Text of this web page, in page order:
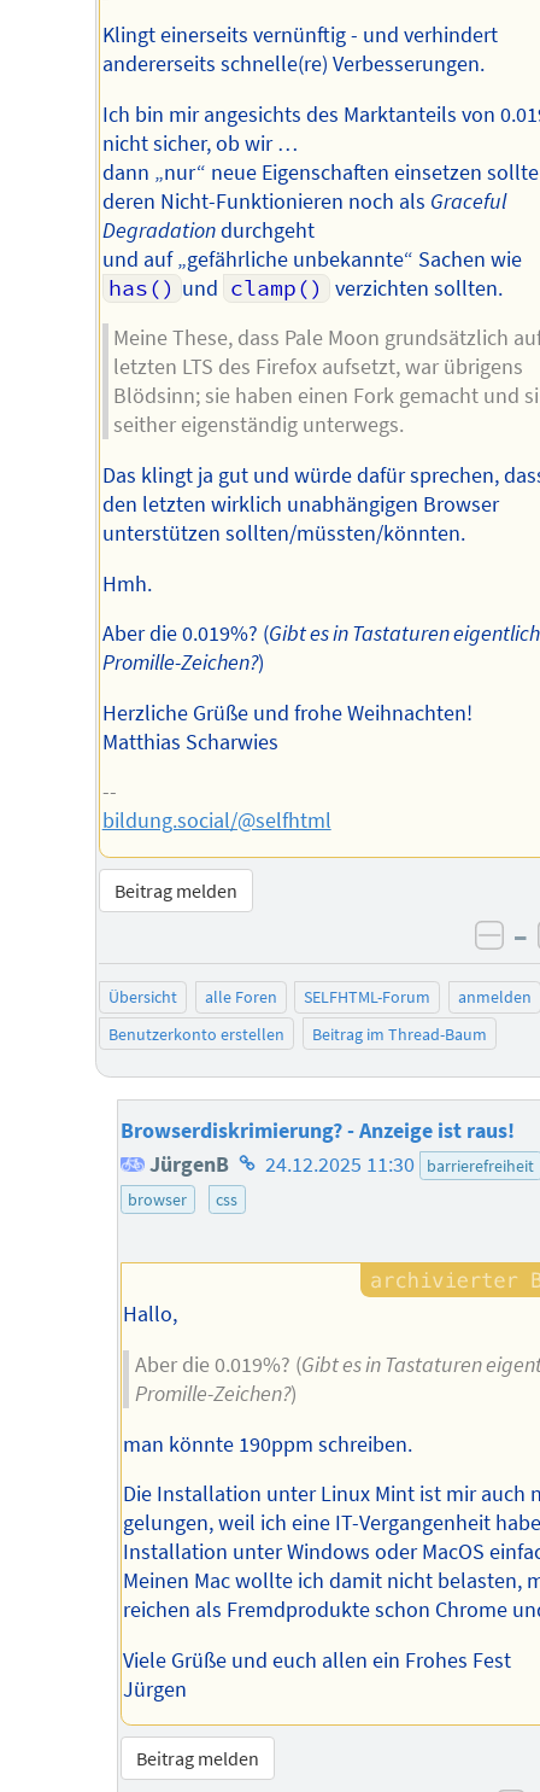
Klingt einerseits vernünftig - und verhindert
andererseits schnelle(re) Verbesserungen.
Ich bin mir angesichts des Marktanteils von
nicht sicher, ob wir …
dann „nur“ neue Eigenschaften einsetzen
deren Nicht-Funktionieren noch als Graceful
Degradationdurchgeht
und auf „gefährliche unbekannte“ Sachen wie
has() und clamp()
verzichten sollten.
Meine These, dass Pale Moon grundsätzlich
letzten LTS des Firefox aufsetzt, war übrigens
Blödsinn; sie haben einen Fork gemacht und
seither eigenständig unterwegs.
Das klingt ja gut und würde dafür sprechen,
den letzten wirklich unabhängigen Browser
unterstützen sollten/müssten/könnten.
Hmh.
Aber die 0.019%? (Gibt es in Tastaturen
Promille-Zeichen?)
Herzliche Grüße und frohe Weihnachten!
Matthias Scharwies
--
bildung.social/@selfhtml
Beitrag melden
–
Übersicht alle Foren SELFHTML-Forum
anmelden
Benutzerkonto erstellen
Beitrag im Thread-Baum
Browserdiskrimierung? - Anzeige ist raus!
JürgenB Homepage
des
24.12.2025 11:30
barrierefreiheit
browser
css
Hallo,
Aber die 0.019%? (Gibt es in Tastaturen
Promille-Zeichen?)
man könnte 190ppm schreiben.
Die Installation unter Linux Mint ist mir auch
gelungen, weil ich eine IT-Vergangenheit
Installation unter Windows oder MacOS
Meinen Mac wollte ich damit nicht belasten,
reichen als Fremdprodukte schon Chrome
Viele Grüße und euch allen ein Frohes Fest
Jürgen
Beitrag melden